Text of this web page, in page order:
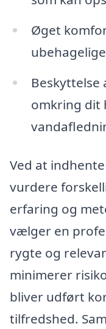
Øget
Beskyttelse
omkring dit
Ved at
vurdere
erfaring og
vælger en
rygte og
minimerer
bliver udført
tilfredshed.